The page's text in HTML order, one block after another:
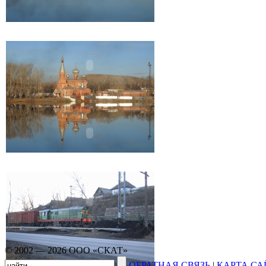
© 2002 — 2026 ООО «СКАТ»